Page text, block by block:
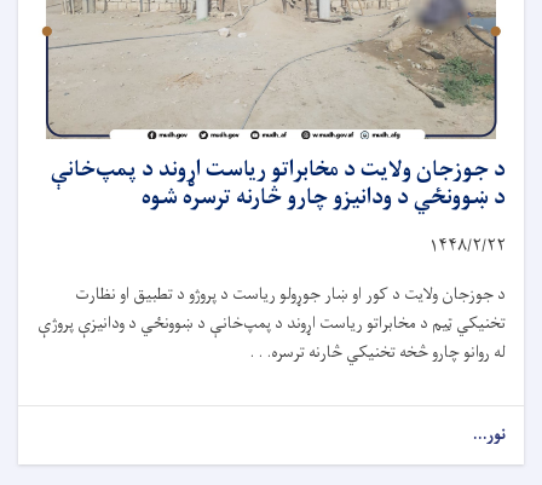
د جوزجان ولایت د مخابراتو ریاست اړوند د پمپ‌خانې
د ښوونځي د ودانیزو چارو څارنه ترسره شوه
۱۴۴۸/۲/۲۲
د جوزجان ولایت د کور او ښار جوړولو ریاست د پروژو د تطبیق او نظارت
تخنیکي ټیم د مخابراتو ریاست اړوند د پمپ‌خانې د ښوونځي د ودانیزې پروژې
له روانو چارو څخه تخنیکي څارنه ترسره. . .
نور...